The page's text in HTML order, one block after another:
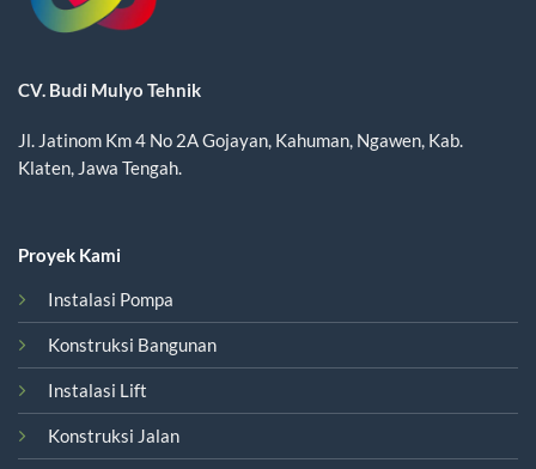
CV. Budi Mulyo Tehnik
Jl. Jatinom Km 4 No 2A Gojayan, Kahuman, Ngawen, Kab.
Klaten, Jawa Tengah.
Proyek Kami
Instalasi Pompa
Konstruksi Bangunan
Instalasi Lift
Konstruksi Jalan